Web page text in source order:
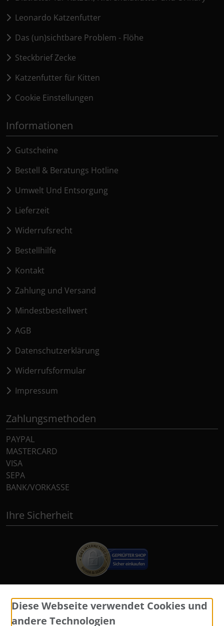
Leonardo Katzenfutter
Das (un)sichtbare Problem - Flöhe
Steckbrief Zecke
Katzenfutter für Kitten
Cookie Einstellungen
Informationen
Gutscheine
Bestell & Beratungs Hotline
Umwelt Und Entsorgung
Lieferzeit
Widerrufsrecht
Bestellhilfe
Kontakt
Zahlung und Versand
Mindestbestellwert
AGB
Datenschutzerklärung
Widerrufsformular
Impressum
Zahlungsmethoden
PAYPAL
MASTERCARD
VISA
SEPA
BANK/VORKASSE
Ihre Sicherheit
Widerrufsformular
Diese Webseite verwendet Cookies und
andere Technologien